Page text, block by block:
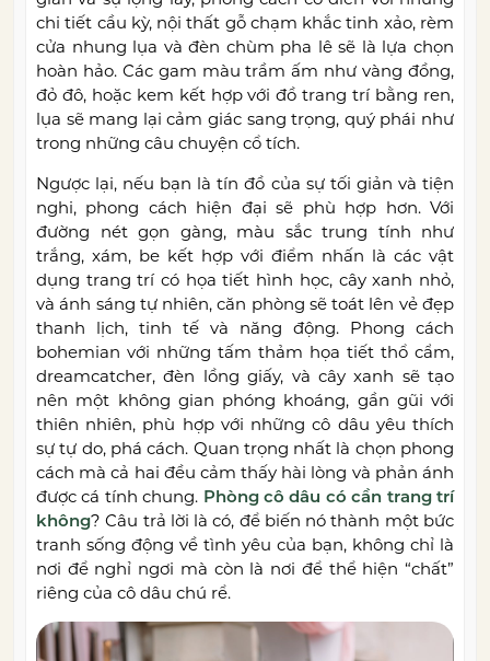
chi tiết cầu kỳ, nội thất gỗ chạm khắc tinh xảo, rèm
cửa nhung lụa và đèn chùm pha lê sẽ là lựa chọn
hoàn hảo. Các gam màu trầm ấm như vàng đồng,
đỏ đô, hoặc kem kết hợp với đồ trang trí bằng ren,
lụa sẽ mang lại cảm giác sang trọng, quý phái như
trong những câu chuyện cổ tích.
Ngược lại, nếu bạn là tín đồ của sự tối giản và tiện
nghi, phong cách hiện đại sẽ phù hợp hơn. Với
đường nét gọn gàng, màu sắc trung tính như
trắng, xám, be kết hợp với điểm nhấn là các vật
dụng trang trí có họa tiết hình học, cây xanh nhỏ,
và ánh sáng tự nhiên, căn phòng sẽ toát lên vẻ đẹp
thanh lịch, tinh tế và năng động. Phong cách
bohemian với những tấm thảm họa tiết thổ cẩm,
dreamcatcher, đèn lồng giấy, và cây xanh sẽ tạo
nên một không gian phóng khoáng, gần gũi với
thiên nhiên, phù hợp với những cô dâu yêu thích
sự tự do, phá cách. Quan trọng nhất là chọn phong
cách mà cả hai đều cảm thấy hài lòng và phản ánh
được cá tính chung. Phòng cô dâu có cần trang trí
không? Câu trả lời là có, để biến nó thành một bức
tranh sống động về tình yêu của bạn, không chỉ là
nơi để nghỉ ngơi mà còn là nơi để thể hiện “chất”
riêng của cô dâu chú rể.